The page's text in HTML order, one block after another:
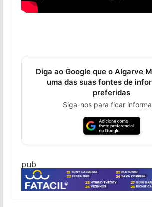
Diga ao Google que o Algarve
uma das suas fontes de
preferidas
Siga-nos para ficar
pub